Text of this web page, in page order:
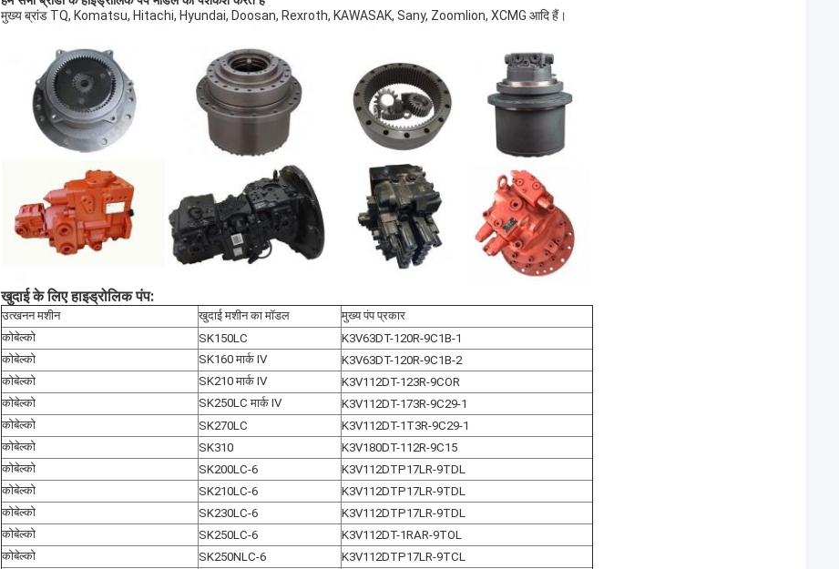
मुख्य ब्रांड TQ, Komatsu, Hitachi, Hyundai, Doosan, Rexroth, KAWASAK, Sany, Zoomlion, XCMG आदि हैं।
खुदाई के लिए हाइड्रोलिक पंप:
उत्खनन मशीन खुदाई मशीन का मॉडल
मुख्य पंप प्रकार
कोबेल्को
SK150LC
K3V63DT-120R-9C1B-1
कोबेल्को
SK160 मार्क IV
K3V63DT-120R-9C1B-2
कोबेल्को
SK210 मार्क IV
K3V112DT-123R-9COR
कोबेल्को
SK250LC मार्क IV
K3V112DT-173R-9C29-1
कोबेल्को
SK270LC
K3V112DT-1T3R-9C29-1
कोबेल्को
SK310
K3V180DT-112R-9C15
कोबेल्को
SK200LC-6
K3V112DTP17LR-9TDL
कोबेल्को
SK210LC-6
K3V112DTP17LR-9TDL
कोबेल्को
SK230LC-6
K3V112DTP17LR-9TDL
कोबेल्को
SK250LC-6
K3V112DT-1RAR-9TOL
कोबेल्को
SK250NLC-6
K3V112DTP17LR-9TCL